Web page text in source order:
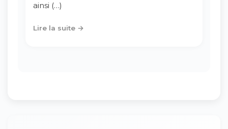
ainsi (…)
Lire la suite →